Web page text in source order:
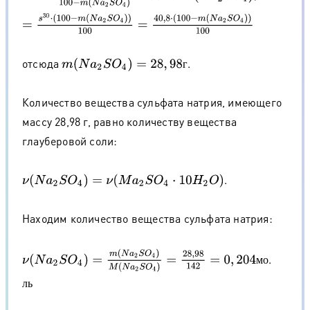
отсюда г
m(Na2SO4)=28 98 г .
Количество вещества сульфата натрия, имеющего
массу 28,98 г, равно количеству вещества
глауберовой соли:
ν(Na2SO4)=ν (Ma2 SO4⋅10H2O) .
Находим количество вещества сульфата натрия:
мо
ль
ν(Na2S O4)=m Na 2SO4)M(Na2 SO )=28, 98142 =0,204м.